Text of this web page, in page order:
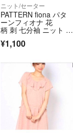
ニット/セーター
PATTERN fiona パタ
ーンフィオナ 花
柄 刺 七分袖 ニット セ
ーター sizeM/グレー ■
◇ レディース
¥1,100